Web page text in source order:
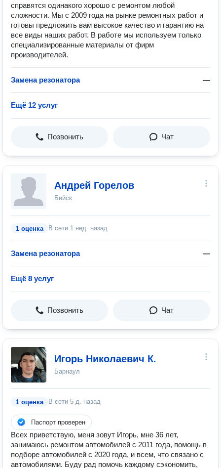
справятся одинакого хорошо c ремонтом любой
сложности. Мы с 2009 года на рынке ремонтных работ и
готовы предложить вам высокое качество и гарантию на
все виды наших работ. В работе мы используем только
специализированные материалы от фирм
производителей.
Замена резонатора —
Ещё 12 услуг
Позвонить Чат
Андрей Горелов
Бийск
1 оценка В сети 1 нед. назад
Замена резонатора —
Ещё 8 услуг
Позвонить Чат
Игорь Николаевич К.
Барнаул
1 оценка В сети 5 д. назад
Паспорт проверен
Всех приветствую, меня зовут Игорь, мне 36 лет,
занимаюсь ремонтом автомобилей с 2011 года, помощь в
подборе автомобилей с 2020 года, и всем, что связано с
автомобилями. Буду рад помочь каждому сэкономить,